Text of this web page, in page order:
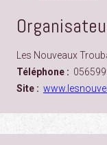
Les Nouveaux
Téléphone :
Site :